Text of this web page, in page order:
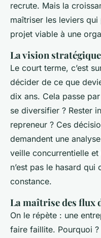
recrute. Mais la
maîtriser les leviers qui
projet viable à une
La vision
Le court terme, c’est
décider de ce que
dix ans. Cela passe
se diversifier ? Rester
repreneur ? Ces
demandent une
veille concurrentielle
n’est pas le hasard qui
constance.
La maîtrise des flux
On le répète : une
faire faillite. Pourquoi ?